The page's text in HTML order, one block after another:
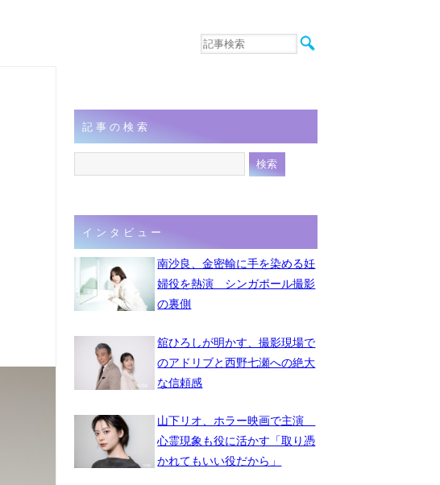
音楽
連載
フォト
記事の検索
インタビュー
南沙良、金密輸に手を染める妊
婦役を熱演 シンガポール撮影
の裏側
舘ひろしが明かす、撮影現場で
のアドリブと西野七瀬への絶大
な信頼感
山下リオ、ホラー映画で主演
心霊現象も役に活かす「取り憑
かれてもいい役だから」